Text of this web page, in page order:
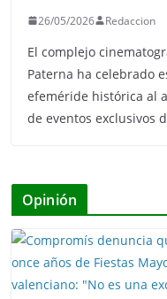
26/05/2026 Redaccion
El complejo
Paterna ha celebrado
efeméride histórica al
de eventos exclusivos
Opinión